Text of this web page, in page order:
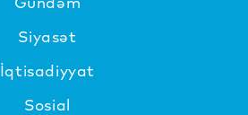
Siyasət
İqtisadiyyat
Sosial